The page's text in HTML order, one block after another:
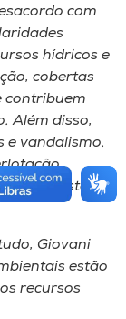
com
hídricos e
cobertas
contribuem
Além disso,
e vandalismo.
existe
Giovani
estão
recursos